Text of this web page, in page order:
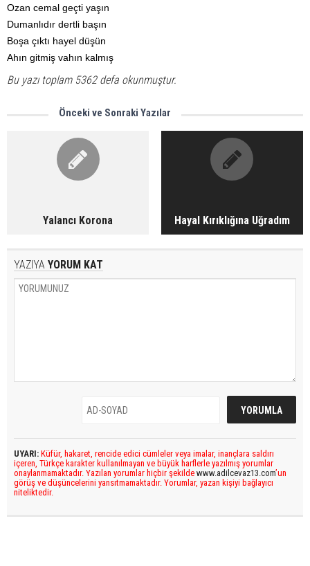
Ozan cemal geçti yaşın
Dumanlıdır dertli başın
Boşa çıktı hayel düşün
Ahın gitmiş vahın kalmış
Bu yazı toplam 5362 defa okunmuştur.
Önceki ve Sonraki Yazılar
Yalancı Korona Hayal Kırıklığına Uğradım
YAZIYA YORUM KAT
UYARI: Küfür, hakaret, rencide edici cümleler veya imalar, inançlara saldırı
içeren, Türkçe karakter kullanılmayan ve büyük harflerle yazılmış yorumlar
onaylanmamaktadır. Yazılan yorumlar hiçbir şekilde www.adilcevaz13.com’un
görüş ve düşüncelerini yansıtmamaktadır. Yorumlar, yazan kişiyi bağlayıcı
niteliktedir.